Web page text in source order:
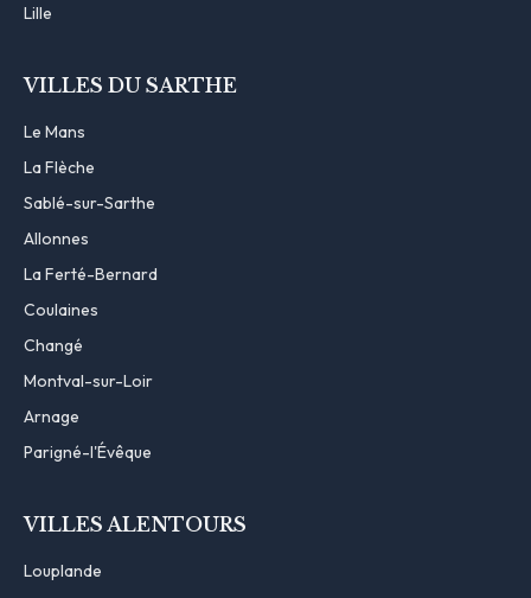
Lille
VILLES DU SARTHE
Le Mans
La Flèche
Sablé-sur-Sarthe
Allonnes
La Ferté-Bernard
Coulaines
Changé
Montval-sur-Loir
Arnage
Parigné-l'Évêque
VILLES ALENTOURS
Louplande